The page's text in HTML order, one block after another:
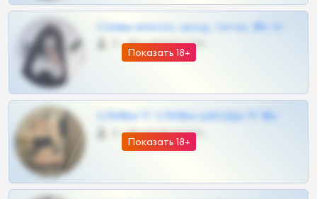
Показать 18+
Сливы вписок, шкод, теток, 18+ тг
0 •
Показать 18+
СЛИВЫ ТГ СЛИВЫ ШКОДЫ ТГ 18+
0 •